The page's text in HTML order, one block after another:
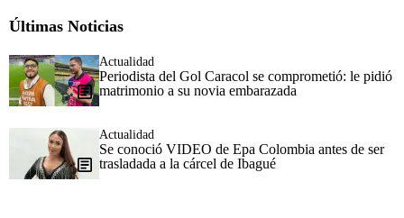
Últimas Noticias
Actualidad
Periodista del Gol Caracol se comprometió: le pidió
matrimonio a su novia embarazada
Actualidad
Se conoció VIDEO de Epa Colombia antes de ser
trasladada a la cárcel de Ibagué